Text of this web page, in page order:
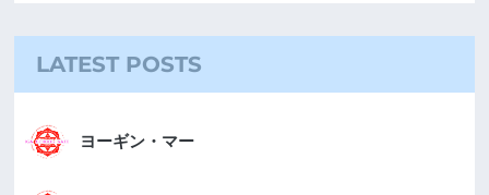
LATEST POSTS
ヨーギン・マー